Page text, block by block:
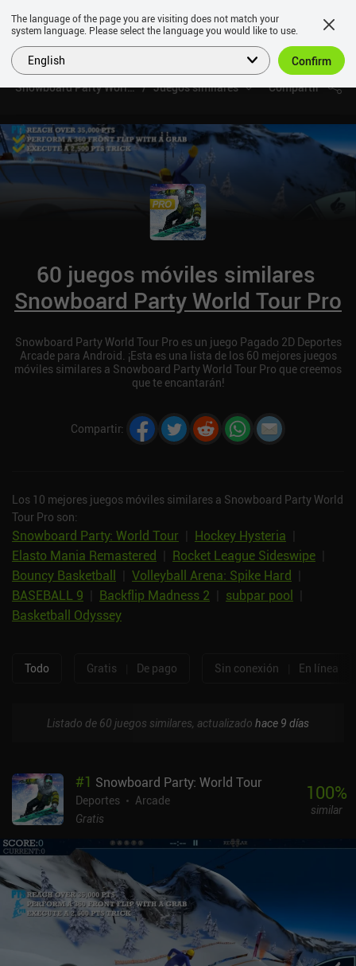
Snowboard Party World Tour ProJuegos similares Compartir
60 juegos móviles similares
Snowboard Party World Tour Pro
Snowboard Party World Tour Pro es un juego Pagado 2D Deportes
Arcade para Android. ¡Esta es una lista de los 60 mejores juegos
móviles similares a Snowboard Party World Tour Pro que creemos
que te encantarán!
Compartir:
Los 10 mejores juegos móviles similares a Snowboard Party World
Tour Pro son:
Snowboard Party: World Tour Hockey Hysteria
Elasto Mania Remastered
Rocket League Sideswipe
Bouncy Basketball
Volleyball Arena: Spike Hard
BASEBALL 9
Backflip Madness 2 subpar pool
Basketball Odyssey
Todo Gratis De pago Sin conexión En línea
Listado de 60 juegos similares, actualizado hace 9 días
#1 Snowboard Party: World Tour
Deportes
Arcade
Gratis
100%
similar
The language of the page you are visiting does not match your
system language. Please select the language you would like to use.
English Confirm